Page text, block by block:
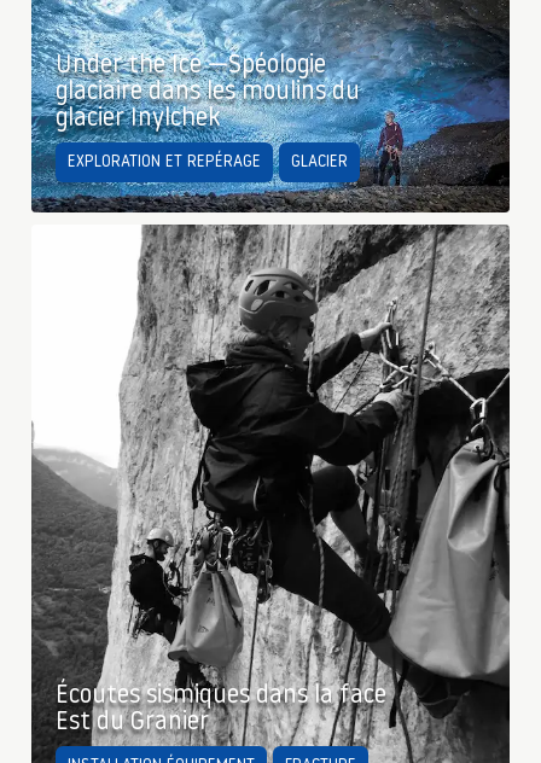
Under the Ice —Spéologie
glaciaire dans les moulins du
glacier Inylchek
EXPLORATION ET REPÉRAGE GLACIER
Écoutes sismiques dans la face
Est du Granier